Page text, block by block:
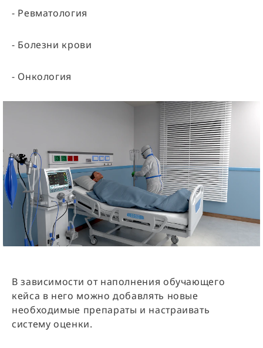
- Ревматология
- Болезни крови
- Онкология
В зависимости от наполнения обучающего
кейса в него можно добавлять новые
необходимые препараты и настраивать
систему оценки.